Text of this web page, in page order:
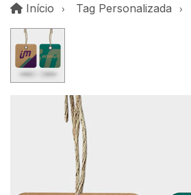
Início InícioTag Personalizada